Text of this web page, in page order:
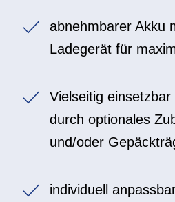
abnehmbarer Akku
Ladegerät für
Vielseitig
durch optionales
und/oder
individuell